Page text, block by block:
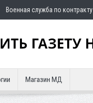
Военная служба по контракту
Магазин МД